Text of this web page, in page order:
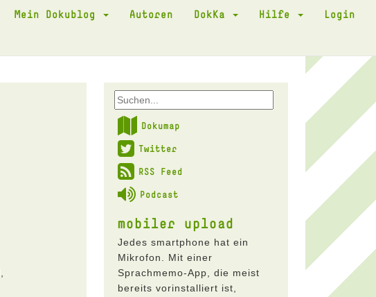
Mein Dokublog Autoren DokKa Hilfe Login
Dokumap
Twitter
RSS Feed
Podcast
mobiler upload
Jedes smartphone hat ein
Mikrofon. Mit einer
Sprachmemo-App, die meist
bereits vorinstalliert ist,